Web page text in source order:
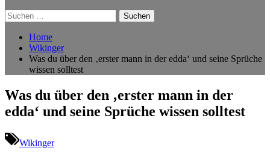
Suchen
nach:
Home
Wikinger
Was du über den ‚erster mann in der edda‘ und seine Sprüche
wissen solltest
Was du über den ‚erster mann in der
edda‘ und seine Sprüche wissen solltest
Wikinger